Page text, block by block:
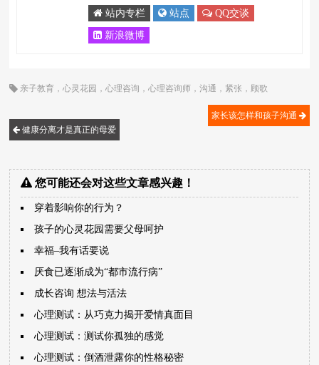
站内专栏 站点 QQ交谈
新浪微博
亲子教育 ，心灵花园 ，心理咨询 ，心理咨询师 ，沟通 ， 紧张 ， 顾歌
健康分离才是真正的母爱
家长该怎样和孩子沟通
您可能还会对这些文章感兴趣！
穿着影响你的行为？
孩子的心灵花园需要父母呵护
幸福–我有话要说
厌食已逐渐成为“都市流行病”
成长咨询 想法与活法
心理测试：从巧克力揭开爱情真面目
心理测试：测试你孤独的感觉
心理测试：倒酒泄露你的性格秘密